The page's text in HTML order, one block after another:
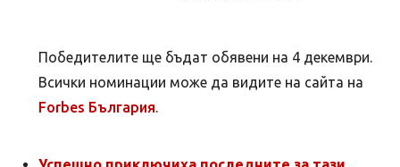
Победителите ще бъдат обявени на 4 декември.
Всички номинации може да видите на сайта на
Forbes България.